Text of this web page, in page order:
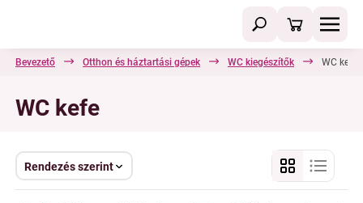
Bevezető Otthon és háztartási gépek WC kiegészítők WC kefe
WC kefe
Rendezés szerint